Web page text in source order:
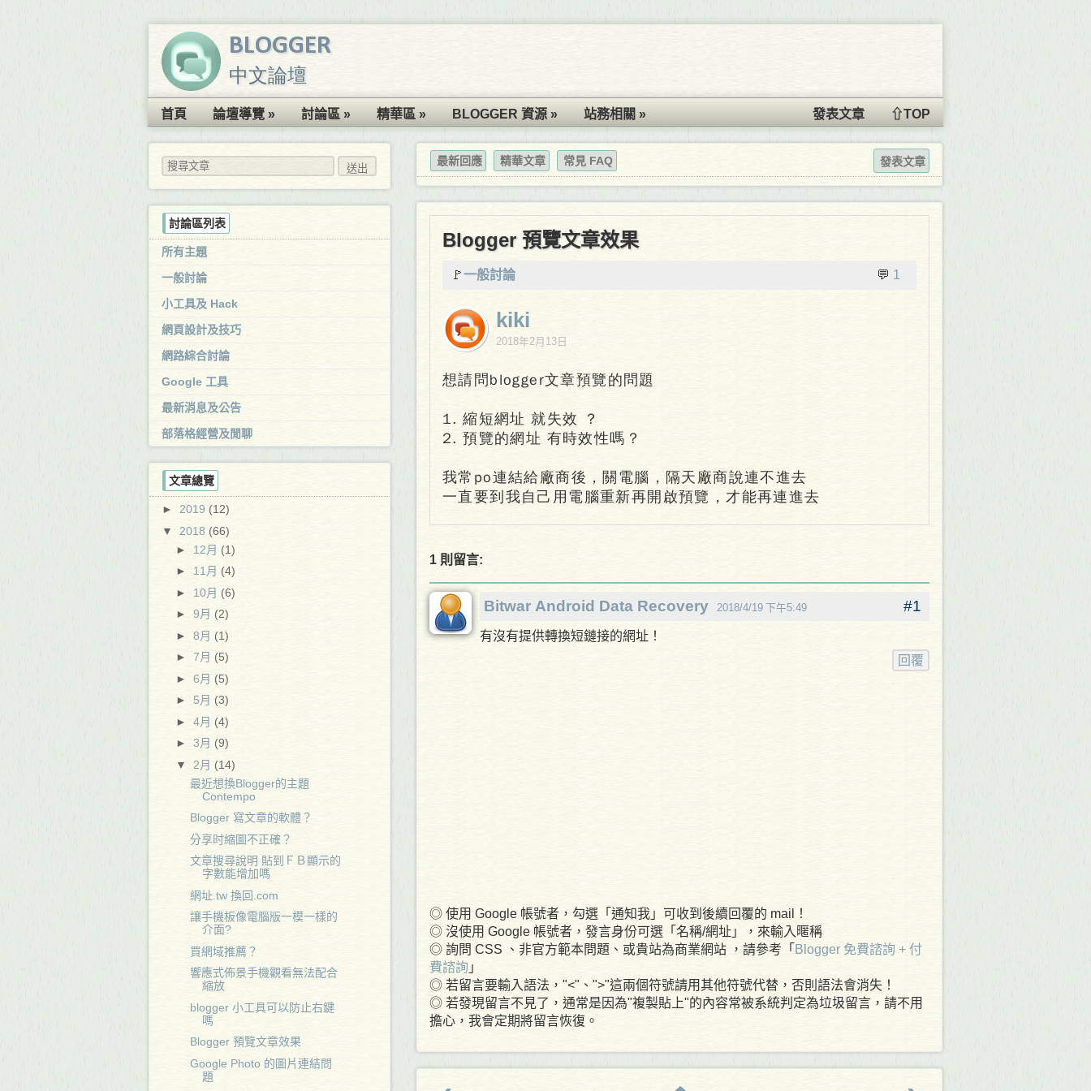
BLOGGER
中文論壇
首頁 論壇導覽 » 討論區 » 精華區 » BLOGGER 資源 » 站務相關 » ⇧TOP
發表文章
最新回應 精華文章 常見 FAQ 發表文章
Blogger 預覽文章效果
🚩一般討論 💬 1
kiki
2018年2月13日
想請問blogger文章預覽的問題
1. 縮短網址 就失效 ？
2. 預覽的網址 有時效性嗎？
我常po連結給廠商後，關電腦，隔天廠商說連不進去
一直要到我自己用電腦重新再開啟預覽，才能再連進去
1 則留言:
Bitwar Android Data Recovery 2018/4/19 下午5:49
有沒有提供轉換短鏈接的網址！
回覆
◎ 使用 Google 帳號者，勾選「通知我」可收到後續回覆的 mail！
◎ 沒使用 Google 帳號者，發言身份可選「名稱/網址」，來輸入暱稱
◎ 詢問 CSS 、非官方範本問題、或貴站為商業網站 ，請參考「 Blogger 免費諮詢 + 付
費諮詢 」
◎ 若留言要輸入語法，"<"、">"這兩個符號請用其他符號代替，否則語法會消失！
◎ 若發現留言不見了，通常是因為"複製貼上"的內容常被系統判定為垃圾留言，請不用
擔心，我會定期將留言恢復。
討論區列表
所有主題
一般討論
小工具及 Hack
網頁設計及技巧
網路綜合討論
Google 工具
最新消息及公告
部落格經營及閒聊
文章總覽
► 2019 (12)
▼ 2018 (66)
► 12月 (1)
► 11月 (4)
► 10月 (6)
► 9月 (2)
► 8月 (1)
► 7月 (5)
► 6月 (5)
► 5月 (3)
► 4月 (4)
► 3月 (9)
▼ 2月 (14)
最近想換Blogger的主題
Contempo
Blogger 寫文章的軟體？
分享时縮圖不正確？
文章搜尋說明 貼到ＦＢ顯示的
字數能增加嗎
網址.tw 換回.com
讓手機板像電腦版一模一樣的
介面?
買網域推薦？
響應式佈景手機觀看無法配合
縮放
blogger 小工具可以防止右鍵
嗎
Blogger 預覽文章效果
Google Photo 的圖片連結問
題